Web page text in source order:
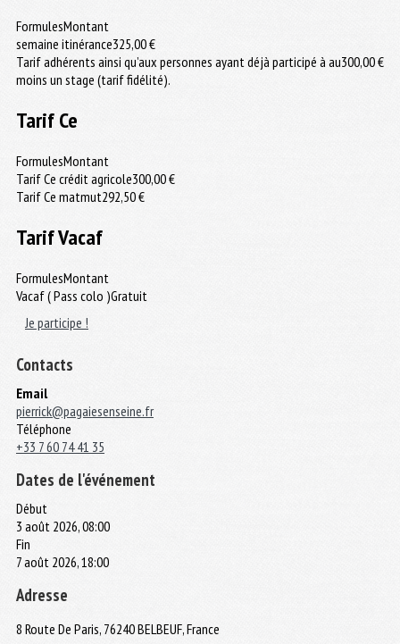
FormulesMontant
semaine itinérance325,00 €
Tarif adhérents ainsi qu’aux personnes ayant déjà participé à au
moins un stage (tarif fidélité).
300,00 €
Tarif Ce
FormulesMontant
Tarif Ce crédit agricole300,00 €
Tarif Ce matmut292,50 €
Tarif Vacaf
FormulesMontant
Vacaf ( Pass colo )Gratuit
Je participe !
Contacts
Email
pierrick@pagaiesenseine.fr
Téléphone
+33 7 60 74 41 35
Dates de l'événement
Début
3 août 2026, 08:00
Fin
7 août 2026, 18:00
Adresse
8 Route De Paris, 76240 BELBEUF, France